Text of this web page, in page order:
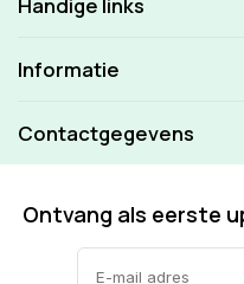
Informatie
Contactgegevens
Ontvang als eerste